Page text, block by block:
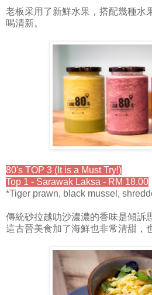
老板采用了新鮮水果，搭配幾種水
喝清新。
80's TOP 3 (It is a Must Try!)
Top 1 - Sarawak Laksa - RM 18.00
*Tiger prawn, black mussel,
傳統砂拉越叻沙濃濃的香味是傾訴
這古晉美食加了海鮮也非常清甜，